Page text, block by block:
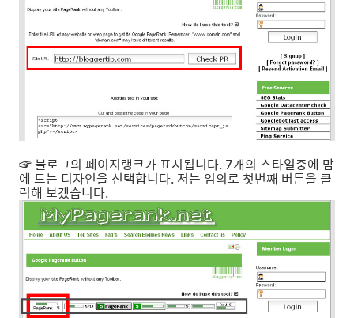
☞ 블로그의 페이지랭크가 표시됩니다. 7개의 스타일중에 맘
에 드는 디자인을 선택합니다. 저는 임의로 첫번째 버튼을 클
릭해 보겠습니다.